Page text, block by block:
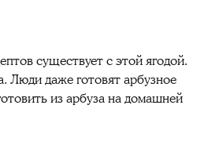
существует с этой ягодой.
. Люди даже готовятарбузное
изарбузана домашней